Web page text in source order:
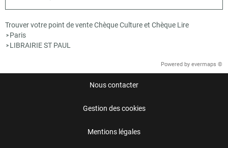
Trouver votre point de vente Chèque Culture et Chèque Lire
> Paris
> LIBRAIRIE ST PAUL
Powered by evermaps ©
Nous contacter
Gestion des cookies
Mentions légales